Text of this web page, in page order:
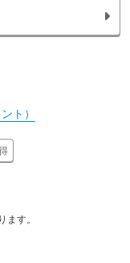
ト）
す。